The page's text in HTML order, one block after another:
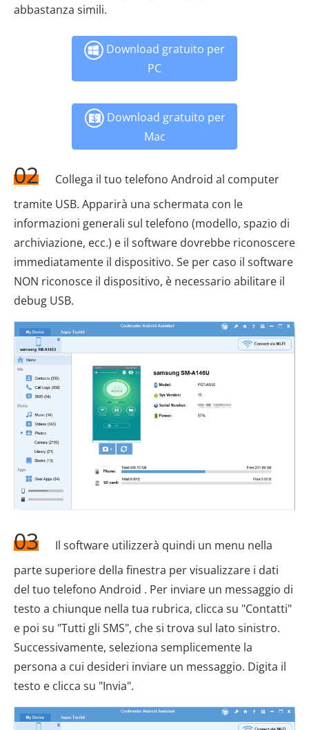
abbastanza simili.
Download gratuito per
PC
Download gratuito per
Mac
02
Collega il tuo telefono Android al computer
tramite USB. Apparirà una schermata con le
informazioni generali sul telefono (modello, spazio di
archiviazione, ecc.) e il software dovrebbe riconoscere
immediatamente il dispositivo. Se per caso il software
NON riconosce il dispositivo, è necessario abilitare il
debug USB.
03
Il software utilizzerà quindi un menu nella
parte superiore della finestra per visualizzare i dati
del tuo telefono Android . Per inviare un messaggio di
testo a chiunque nella tua rubrica, clicca su "Contatti"
e poi su "Tutti gli SMS", che si trova sul lato sinistro.
Successivamente, seleziona semplicemente la
persona a cui desideri inviare un messaggio. Digita il
testo e clicca su "Invia".